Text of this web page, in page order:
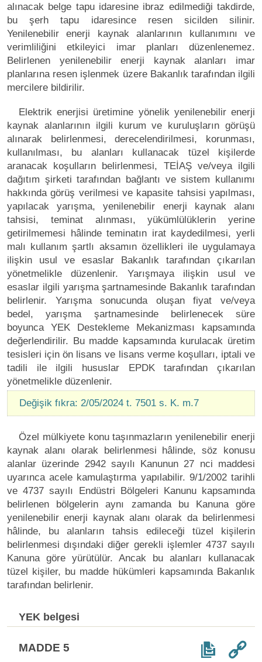
alınacak belge tapu idaresine ibraz edilmediği takdirde,
bu şerh tapu idaresince resen sicilden silinir.
Yenilenebilir enerji kaynak alanlarının kullanımını ve
verimliliğini etkileyici imar planları düzenlenemez.
Belirlenen yenilenebilir enerji kaynak alanları imar
planlarına resen işlenmek üzere Bakanlık tarafından ilgili
mercilere bildirilir.
Elektrik enerjisi üretimine yönelik yenilenebilir enerji
kaynak alanlarının ilgili kurum ve kuruluşların görüşü
alınarak belirlenmesi, derecelendirilmesi, korunması,
kullanılması, bu alanları kullanacak tüzel kişilerde
aranacak koşulların belirlenmesi, TEİAŞ ve/veya ilgili
dağıtım şirketi tarafından bağlantı ve sistem kullanımı
hakkında görüş verilmesi ve kapasite tahsisi yapılması,
yapılacak yarışma, yenilenebilir enerji kaynak alanı
tahsisi, teminat alınması, yükümlülüklerin yerine
getirilmemesi hâlinde teminatın irat kaydedilmesi, yerli
malı kullanım şartlı aksamın özellikleri ile uygulamaya
ilişkin usul ve esaslar Bakanlık tarafından çıkarılan
yönetmelikle düzenlenir. Yarışmaya ilişkin usul ve
esaslar ilgili yarışma şartnamesinde Bakanlık tarafından
belirlenir. Yarışma sonucunda oluşan fiyat ve/veya
bedel, yarışma şartnamesinde belirlenecek süre
boyunca YEK Destekleme Mekanizması kapsamında
değerlendirilir. Bu madde kapsamında kurulacak üretim
tesisleri için ön lisans ve lisans verme koşulları, iptali ve
tadili ile ilgili hususlar EPDK tarafından çıkarılan
yönetmelikle düzenlenir.
Değişik fıkra: 2/05/2024 t. 7501 s. K. m.7
Özel mülkiyete konu taşınmazların yenilenebilir enerji
kaynak alanı olarak belirlenmesi hâlinde, söz konusu
alanlar üzerinde 2942 sayılı Kanunun 27 nci maddesi
uyarınca acele kamulaştırma yapılabilir. 9/1/2002 tarihli
ve 4737 sayılı Endüstri Bölgeleri Kanunu kapsamında
belirlenen bölgelerin aynı zamanda bu Kanuna göre
yenilenebilir enerji kaynak alanı olarak da belirlenmesi
hâlinde, bu alanların tahsis edileceği tüzel kişilerin
belirlenmesi dışındaki diğer gerekli işlemler 4737 sayılı
Kanuna göre yürütülür. Ancak bu alanları kullanacak
tüzel kişiler, bu madde hükümleri kapsamında Bakanlık
tarafından belirlenir.
YEK belgesi
MADDE 5